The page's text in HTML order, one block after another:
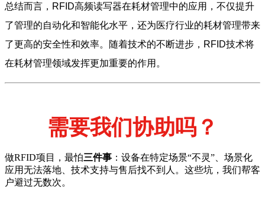
总结而言，RFID高频读写器在耗材管理中的应用，不仅提升
了管理的自动化和智能化水平，还为医疗行业的耗材管理带来
了更高的安全性和效率。随着技术的不断进步，RFID技术将
在耗材管理领域发挥更加重要的作用。
需要我们协助吗？
做RFID项目，最怕三件事 ：设备在特定场景“不灵”、场景化
应用无法落地、技术支持与售后找不到人。这些坑，我们帮客
户避过无数次。